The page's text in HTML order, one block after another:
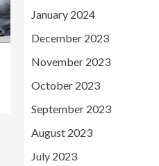
January 2024
December 2023
November 2023
October 2023
September 2023
August 2023
July 2023